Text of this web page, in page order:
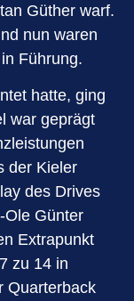
Güther warf.
nun waren
Führung.
hatte, ging
war geprägt
der Kieler
des Drives
Ole Günter
Extrapunkt
zu 14 in
Quarterback